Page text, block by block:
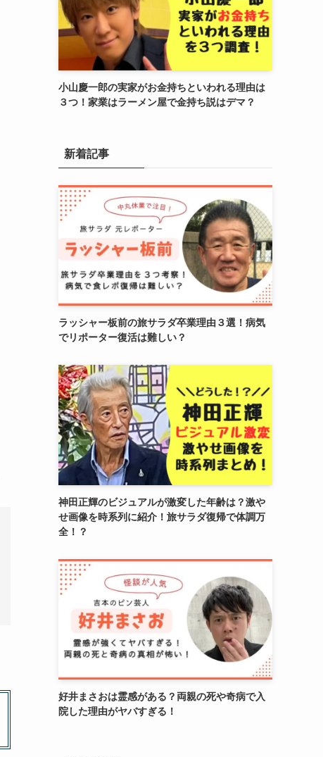
小山慶一郎の実家がお金持ちといわれる理由は
３つ！家業はラーメン屋で金持ち説はデマ？
新着記事
ラッシャー板前の旅サラダ卒業理由３選！病気
でリポーター復活は難しい？
神田正輝のビジュアルが激変した年齢は？激や
せ画像を時系列に紹介！旅サラダ復帰で体調万
全！？
好井まさおは霊感がある？両親の死や奇病で入
院した理由がヤバすぎる！